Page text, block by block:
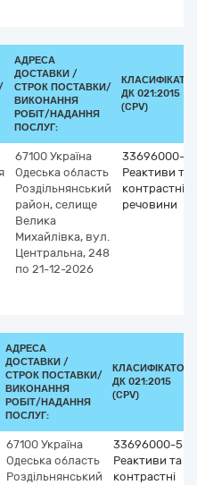
АДРЕСА
ДОСТАВКИ /
СТРОК ПОСТАВКИ/
ВИКОНАННЯ
РОБІТ/НАДАННЯ
ПОСЛУГ:
ДК 021:2015
(CPV)
67100 Україна
Одеська область
Роздільнянський
район, селище
Велика
Михайлівка, вул.
Центральна, 248
по 21-12-2026
33696000-5
Реактиви та
контрастні
речовини
АДРЕСА
ДОСТАВКИ /
СТРОК ПОСТАВКИ/
ВИКОНАННЯ
РОБІТ/НАДАННЯ
ПОСЛУГ:
КЛАСИФІКАТОР
ДК 021:2015
(CPV)
67100 Україна
Одеська область
Роздільнянський
33696000-5
Реактиви та
контрастні